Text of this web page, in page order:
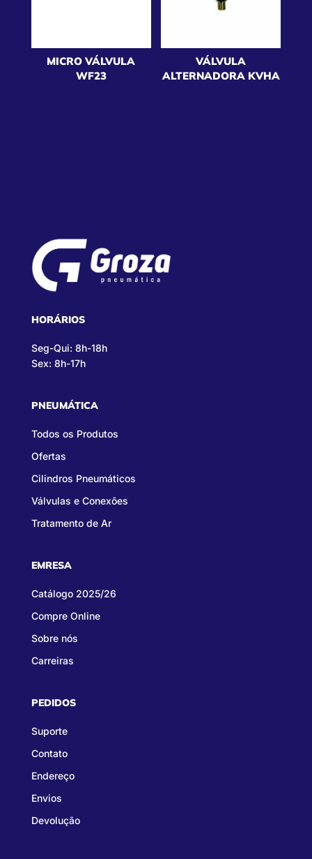
MICRO VÁLVULA
WF23
VÁLVULA
ALTERNADORA KVHA
HORÁRIOS
Seg-Qui: 8h-18h
Sex: 8h-17h
PNEUMÁTICA
Todos os Produtos
Ofertas
Cilindros Pneumáticos
Válvulas e Conexões
Tratamento de Ar
EMRESA
Catálogo 2025/26
Compre Online
Sobre nós
Carreiras
PEDIDOS
Suporte
Contato
Endereço
Envios
Devolução